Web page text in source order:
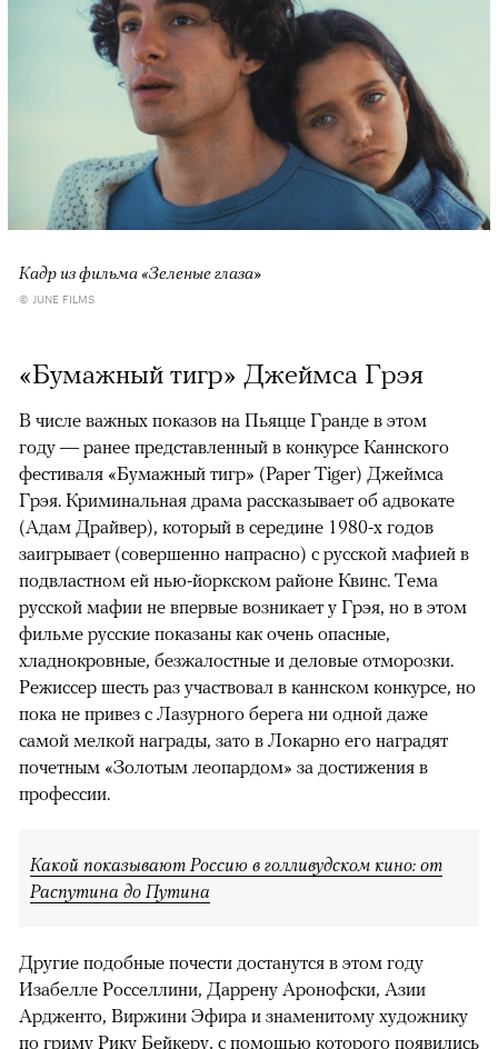
Кадр из фильма «Зеленые глаза»
© JUNE FILMS
«Бумажный тигр» Джеймса Грэя
В числе важных показов на Пьяцце Гранде в этом
году — ранее представленный в конкурсе Каннского
фестиваля «Бумажный тигр» (Paper Tiger) Джеймса
Грэя. Криминальная драма рассказывает об адвокате
(Адам Драйвер), который в середине 1980-х годов
заигрывает (совершенно напрасно) с русской мафией в
подвластном ей нью-йоркском районе Квинс. Тема
русской мафии не впервые возникает у Грэя, но в этом
фильме русские показаны как очень опасные,
хладнокровные, безжалостные и деловые отморозки.
Режиссер шесть раз участвовал в каннском конкурсе, но
пока не привез с Лазурного берега ни одной даже
самой мелкой награды, зато в Локарно его наградят
почетным «Золотым леопардом» за достижения в
профессии.
Какой показывают Россию в голливудском кино: от
Распутина до Путина
Другие подобные почести достанутся в этом году
Изабелле Росселлини, Даррену Аронофски, Азии
Ардженто, Виржини Эфира и знаменитому художнику
по гриму Рику Бейкеру, с помощью которого появились